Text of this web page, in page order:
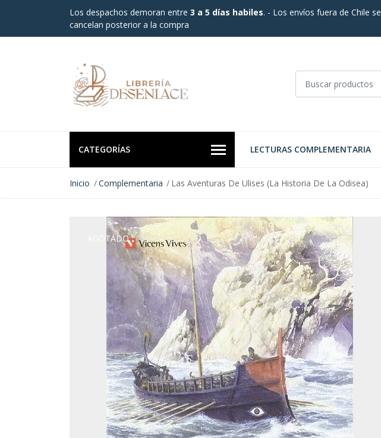
Los despachos demoran entre 3 a 5 días habiles. - Los envíos fuera de Chile se
cancelan posterior a la compra
CATEGORÍAS LECTURAS COMPLEMENTARIA
Inicio Complementaria Las Aventuras De Ulises (La Historia De La Odisea)
AGOTADO